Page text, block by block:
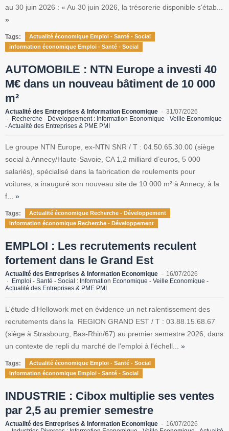
au 30 juin 2026 : « Au 30 juin 2026, la trésorerie disponible s'étab...
»
Tags:
Actualité économique Emploi - Santé - Social
information économique Emploi - Santé - Social
AUTOMOBILE : NTN Europe a investi 40
M€ dans un nouveau bâtiment de 10 000
m²
Actualité des Entreprises & Information Economique
31/07/2026
Recherche - Développement : Information Economique - Veille Economique
- Actualité des Entreprises & PME PMI
Le groupe NTN Europe, ex-NTN SNR / T : 04.50.65.30.00 (siège
social à Annecy/Haute-Savoie, CA 1,2 milliard d’euros, 5 000
salariés), spécialisé dans la fabrication de roulements pour
voitures, a inauguré son nouveau site de 10 000 m² à Annecy, à la
f... »
Tags:
Actualité économique Recherche - Développement
information économique Recherche - Développement
EMPLOI : Les recrutements reculent
fortement dans le Grand Est
Actualité des Entreprises & Information Economique
16/07/2026
Emploi - Santé - Social : Information Economique - Veille Economique -
Actualité des Entreprises & PME PMI
L'étude d'Hellowork met en évidence un net ralentissement des
recrutements dans la REGION GRAND EST / T : 03.88.15.68.67
(siège à Strasbourg, Bas-Rhin/67) au premier semestre 2026, dans
un contexte de repli du marché de l'emploi à l'échell... »
Tags:
Actualité économique Emploi - Santé - Social
information économique Emploi - Santé - Social
INDUSTRIE : Cibox multiplie ses ventes
par 2,5 au premier semestre
Actualité des Entreprises & Information Economique
16/07/2026